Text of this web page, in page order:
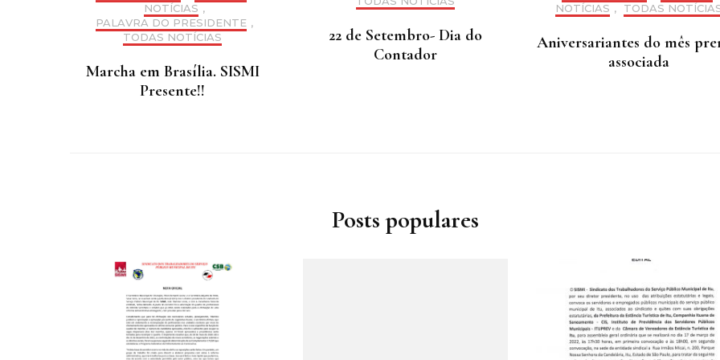
NOTÍCIAS ,
PALAVRA DO PRESIDENTE ,
TODAS NOTÍCIAS
Marcha em Brasília. SISMI
Presente!!
22 de Setembro- Dia do
Contador
NOTÍCIAS , TODAS
Aniversariantes do mês
associada
Posts populares